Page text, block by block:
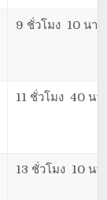
9 ชั่วโมง 10 นาที
11 ชั่วโมง 40 นา
13 ชั่วโมง 10 นา